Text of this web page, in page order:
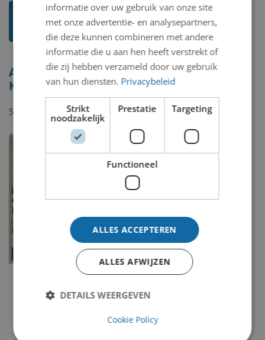
Ik weet meer over deze
kunstenaar
Alle beelden van Fon
Klement
Showing of1item.
Fon Klement
informatie over uw gebruik van onze site
met onze advertentie- en analysepartners,
die deze kunnen combineren met andere
informatie die u aan hen heeft verstrekt of
die zij hebben verzameld door uw gebruik
van hun diensten. Privacybeleid
Strikt
noodzakelijk
Prestatie Targeting
Functioneel
ALLES ACCEPTEREN
ALLES AFWIJZEN
DETAILS WEERGEVEN
Cookie Policy